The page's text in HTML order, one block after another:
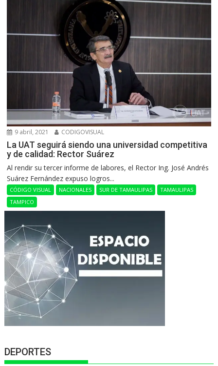
9 abril, 2021 CODIGOVISUAL
La UAT seguirá siendo una universidad competitiva
y de calidad: Rector Suárez
Al rendir su tercer informe de labores, el Rector Ing. José Andrés
Suárez Fernández expuso logros...
CÓDIGO VISUAL NACIONALES SUR DE TAMAULIPAS
TAMAULIPAS
TAMPICO
DEPORTES